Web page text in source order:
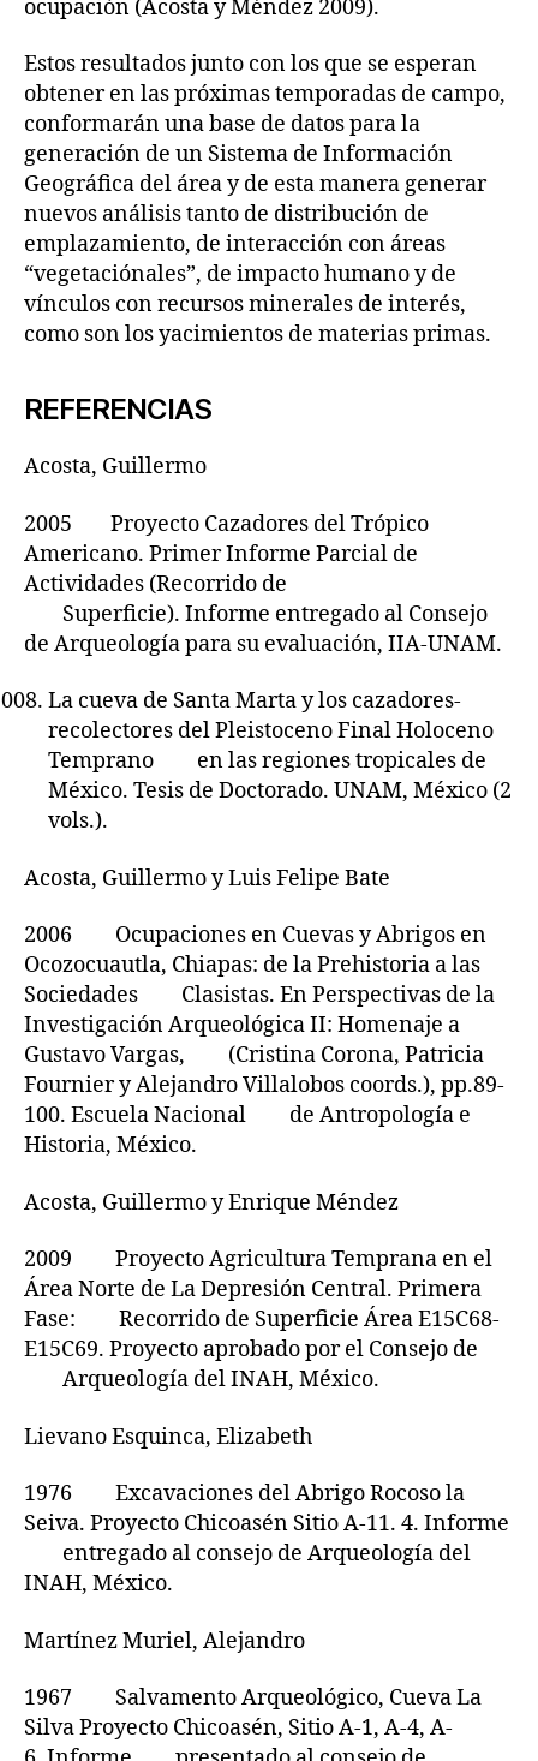
ocupación (Acosta y Méndez 2009).
Estos resultados junto con los que se esperan
obtener en las próximas temporadas de campo,
conformarán una base de datos para la
generación de un Sistema de Información
Geográfica del área y de esta manera generar
nuevos análisis tanto de distribución de
emplazamiento, de interacción con áreas
“vegetaciónales”, de impacto humano y de
vínculos con recursos minerales de interés,
como son los yacimientos de materias primas.
REFERENCIAS
Acosta, Guillermo
2005 Proyecto Cazadores del Trópico
Americano. Primer Informe Parcial de
Actividades (Recorrido de
Superficie). Informe entregado al Consejo
de Arqueología para su evaluación, IIA-UNAM.
La cueva de Santa Marta y los cazadores-
recolectores del Pleistoceno Final Holoceno
Temprano en las regiones tropicales de
México. Tesis de Doctorado. UNAM, México (2
vols.).
Acosta, Guillermo y Luis Felipe Bate
2006 Ocupaciones en Cuevas y Abrigos en
Ocozocuautla, Chiapas: de la Prehistoria a las
Sociedades Clasistas. En Perspectivas de la
Investigación Arqueológica II: Homenaje a
Gustavo Vargas, (Cristina Corona, Patricia
Fournier y Alejandro Villalobos coords.), pp.89-
100. Escuela Nacional de Antropología e
Historia, México.
Acosta, Guillermo y Enrique Méndez
2009 Proyecto Agricultura Temprana en el
Área Norte de La Depresión Central. Primera
Fase: Recorrido de Superficie Área E15C68-
E15C69. Proyecto aprobado por el Consejo de
Arqueología del INAH, México.
Lievano Esquinca, Elizabeth
1976 Excavaciones del Abrigo Rocoso la
Seiva. Proyecto Chicoasén Sitio A-11. 4. Informe
entregado al consejo de Arqueología del
INAH, México.
Martínez Muriel, Alejandro
1967 Salvamento Arqueológico, Cueva La
Silva Proyecto Chicoasén, Sitio A-1, A-4, A-